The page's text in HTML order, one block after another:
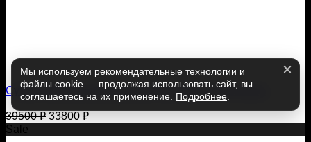
Сухой гидрокостюм мужской Abranta ULTRA Green
39500₽Первоначальная
цена
составляла
33800 ₽Текущая
цена:
Sale
Мы используем рекомендательные технологии и
файлы cookie — продолжая использовать сайт, вы
соглашаетесь на их применение. Подробнее.